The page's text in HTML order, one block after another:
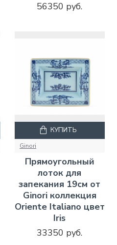
56350 руб.
Ginori
Прямоугольный
лоток для
запекания 19см от
Ginori коллекция
Oriente Italiano цвет
Iris
33350 руб.
КУПИТЬ